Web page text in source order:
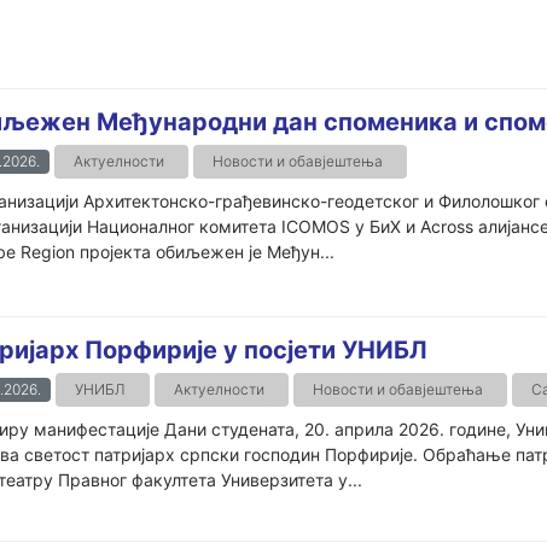
Међународни дан споменика и
Актуелности Новости и обавјештења
Архитектонско-грађевинско-геодетског и
Националног комитета ICOMOS у БиХ и Across
Region пројекта обиљежен је Међун...
Порфирије у посјети УНИБЛ
УНИБЛ Актуелности Новости и обавјештења
манифестације Дани студената, 20. априла 2026. године,
светост патријарх српски господин Порфирије. Обраћање
Правног факултета Универзитета у...